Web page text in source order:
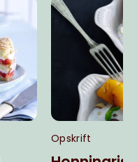
Opskrift